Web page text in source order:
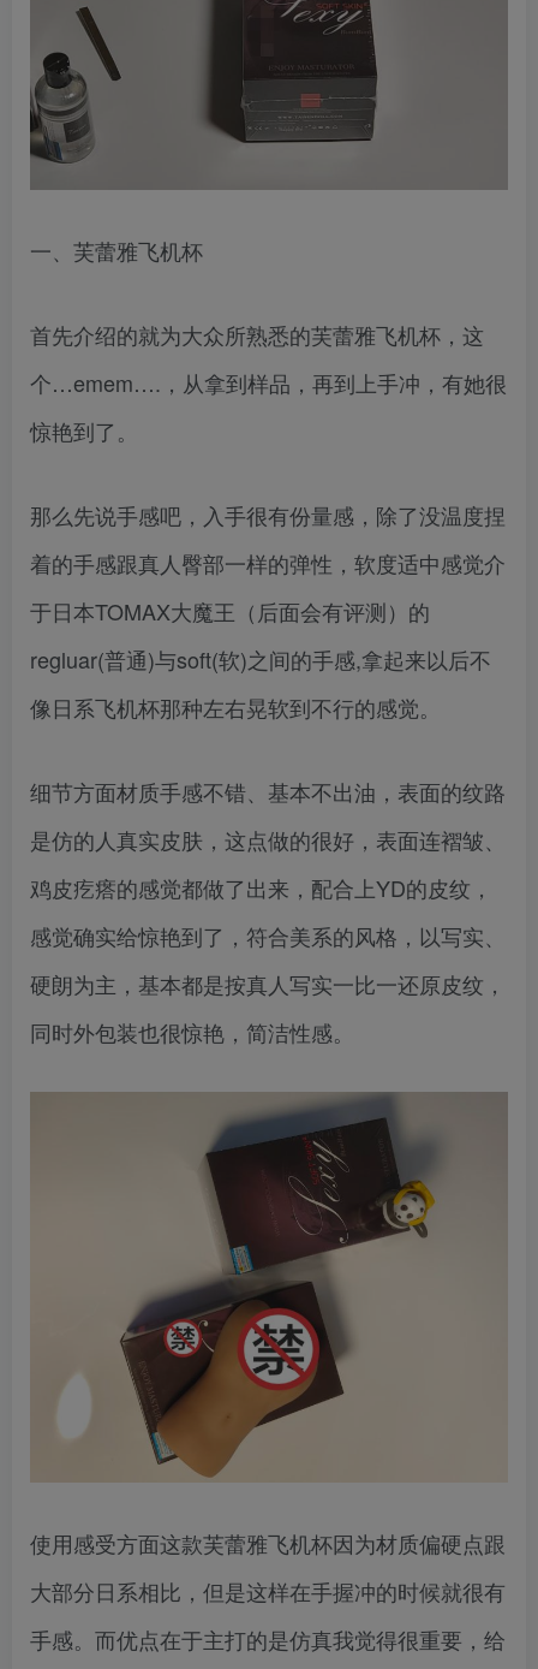
一、芙蕾雅飞机杯
首先介绍的就为大众所熟悉的芙蕾雅飞机杯，这
个…emem….，从拿到样品，再到上手冲，有她很
惊艳到了。
那么先说手感吧，入手很有份量感，除了没温度捏
着的手感跟真人臀部一样的弹性，软度适中感觉介
于日本TOMAX大魔王（后面会有评测）的
regluar(普通)与soft(软)之间的手感,拿起来以后不
像日系飞机杯那种左右晃软到不行的感觉。
细节方面材质手感不错、基本不出油，表面的纹路
是仿的人真实皮肤，这点做的很好，表面连褶皱、
鸡皮疙瘩的感觉都做了出来，配合上YD的皮纹，
感觉确实给惊艳到了，符合美系的风格，以写实、
硬朗为主，基本都是按真人写实一比一还原皮纹，
同时外包装也很惊艳，简洁性感。
使用感受方面这款芙蕾雅飞机杯因为材质偏硬点跟
大部分日系相比，但是这样在手握冲的时候就很有
手感。而优点在于主打的是仿真我觉得很重要，给